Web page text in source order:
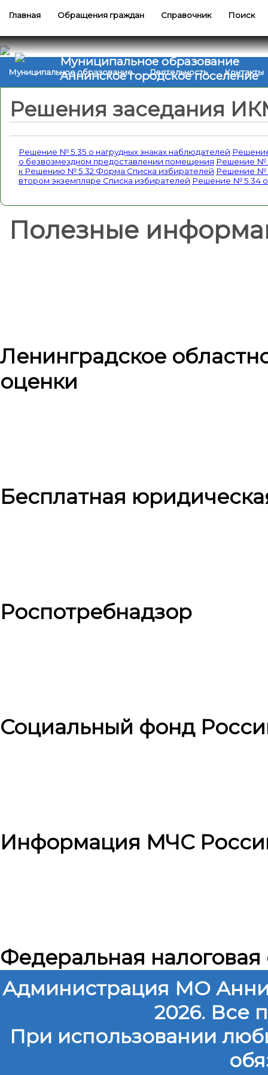
Главная Обращения граждан Справочник Поиск
Муниципальное образование
Аннинское городское поселение
Муниципальное образование Деятельность Контакты
Решения заседания
Решение № 5.35 о нагрудных знаках наблюдателей
о безвозмездном предоставлении помещения Решение №
к Решению № 5.32 Форма Списка избирателей Решение №
втором экземпляре Списка избирателей Решение № 5.34 о
Полезные
Ленинградское
оценки
Бесплатная
Роспотребнадзор
Социальный фонд
Информация МЧС
Федеральная налоговая
Администрация МО
2026. Все
При использовании